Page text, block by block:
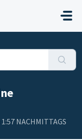
NACHMITTAGS